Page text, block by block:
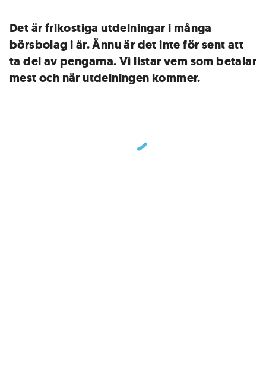
Det är frikostiga utdelningar i många
börsbolag i år. Ännu är det inte för sent att
ta del av pengarna. Vi listar vem som betalar
mest och när utdelningen kommer.